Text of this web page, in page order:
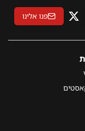
X פנו אלינו